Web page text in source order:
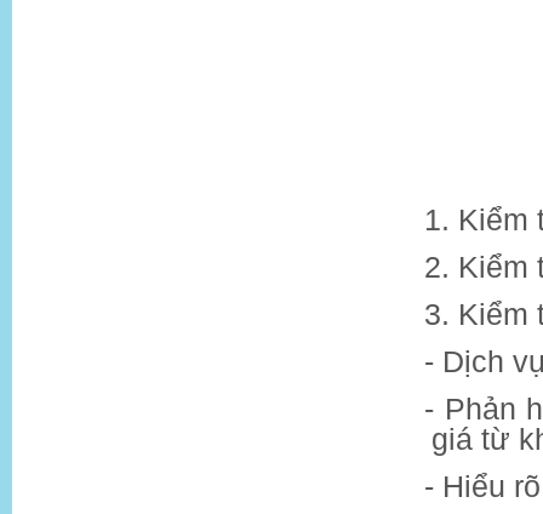
1. Kiểm
2. Kiểm
3. Kiểm
- Dịch
- Phản
giá từ
- Hiểu